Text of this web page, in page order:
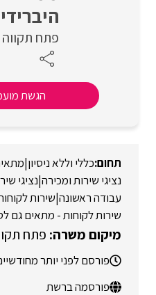
פתח תקווה
הגשת
כללי וללא ניסיון|
נציגי שירות ומכירה|נציגי
עבודה ראשונה|שירות
שירות לקוחות - מתאים גם
פתח
פורסם לפני יותר
פורסמה ברשת